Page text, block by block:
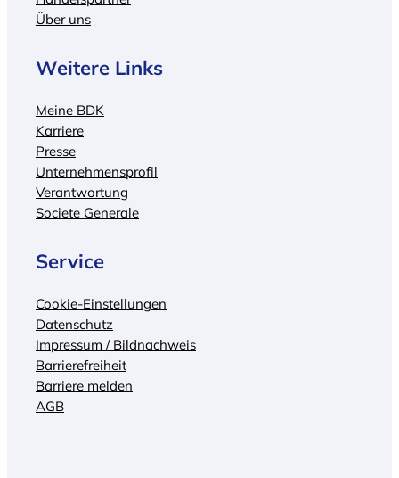
Über uns
Weitere Links
Meine BDK
Karriere
Presse
Unternehmensprofil
Verantwortung
Societe Generale
Service
Cookie-Einstellungen
Datenschutz
Impressum / Bildnachweis
Barrierefreiheit
Barriere melden
AGB